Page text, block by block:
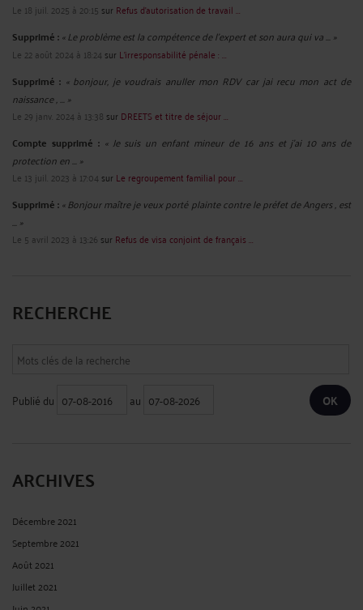
Le 18 juil. 2025 à 20:15 sur Refus d’autorisation de travail ...
Supprimé :« Le problème est la compétence de l'expert et son aura qui va ... »
Le 22 août 2024 à 18:24 sur L'irresponsabilité pénale : ...
Supprimé : « bonjour, je voudrais anuller mon RDV car jai recu mon act de
naissance , ... »
Le 29 janv. 2024 à 13:38 sur DREETS et titre de séjour ...
Compte supprimé : « Je suis un enfant mineur de 16 ans et j'ai 10 ans de
protection en ... »
Le 13 juil. 2023 à 17:04 sur Le regroupement familial pour ...
Supprimé :« Bonjour maître je veux porté plainte contre le préfet de Angers , est
... »
Le 5 avril 2023 à 13:26 sur Refus de visa conjoint de français ...
RECHERCHE
Publié du au
ARCHIVES
Décembre 2021
Septembre 2021
Août 2021
Juillet 2021